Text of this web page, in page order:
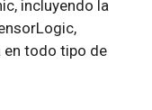
incluyendo la
en todo tipo de